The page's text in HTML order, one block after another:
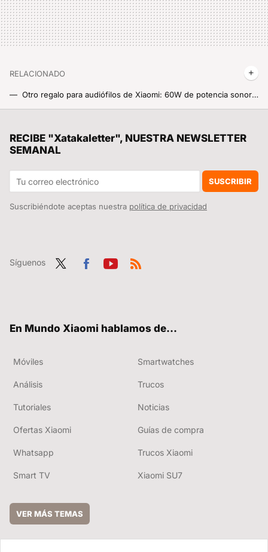
RELACIONADO
Otro regalo para audiófilos de Xiaomi: 60W de potencia sonora para el segundo altavoz más grande de Xiaomi
Lo usas a diario en tu Xiaomi pero no nacieron ni con WhatsApp ni con Facebook: de qué década son los icónicos Emojis
RECIBE "Xatakaletter", NUESTRA NEWSLETTER
SEMANAL
SUSCRIBIR
Suscribiéndote aceptas nuestra política de privacidad
Síguenos
En Mundo Xiaomi hablamos de...
Móviles Smartwatches
Análisis Trucos
Tutoriales Noticias
Ofertas Xiaomi Guías de compra
Whatsapp Trucos Xiaomi
Smart TV Xiaomi SU7
VER MÁS TEMAS